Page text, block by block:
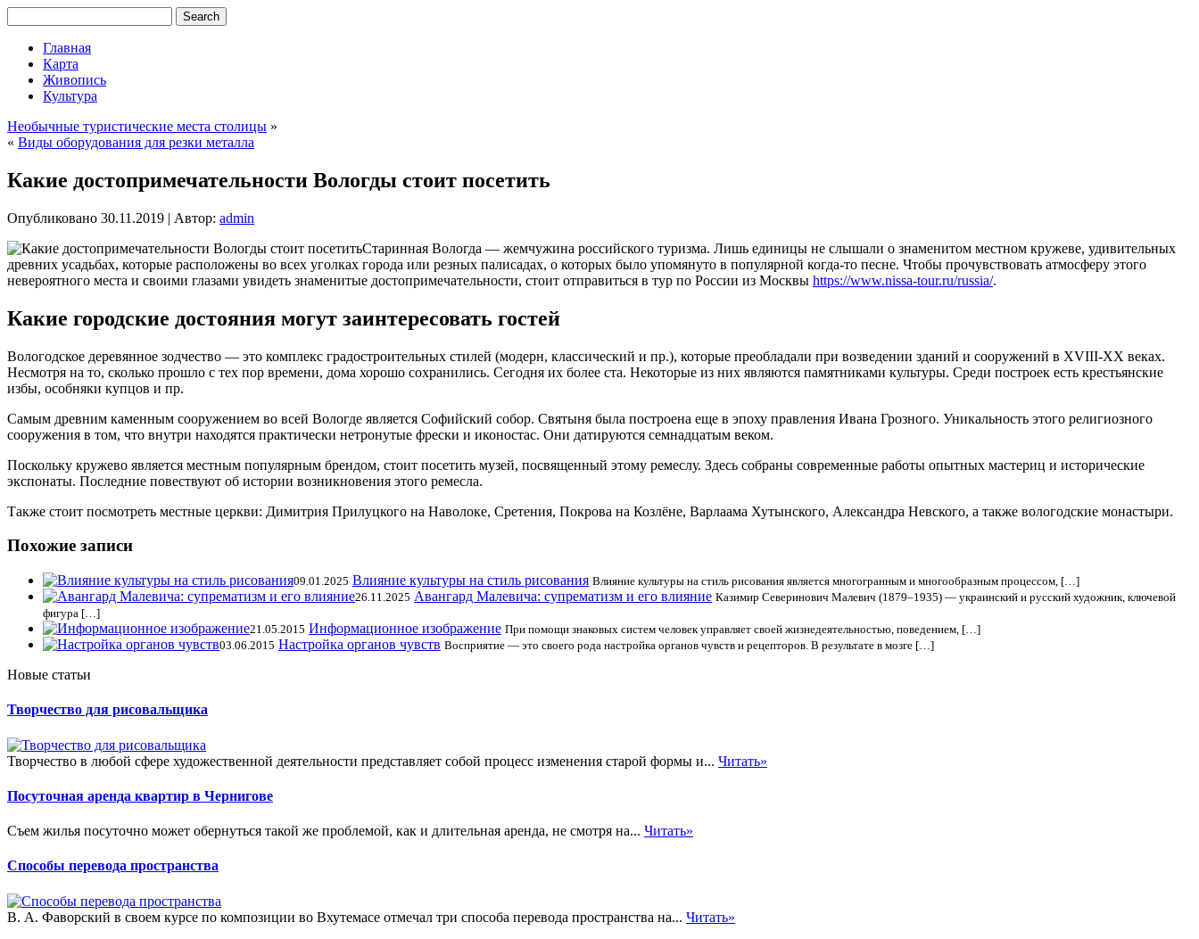
Главная
Карта
Живопись
Культура
Необычные туристические места столицы »
« Виды оборудования для резки металла
Какие достопримечательности Вологды стоит посетить
Опубликовано 30.11.2019 | Автор: admin
Старинная Вологда — жемчужина российского туризма. Лишь единицы не слышали о знаменитом местном кружеве, удивительных
древних усадьбах, которые расположены во всех уголках города или резных палисадах, о которых было упомянуто в популярной когда-то песне. Чтобы прочувствовать атмосферу этого
невероятного места и своими глазами увидеть знаменитые достопримечательности, стоит отправиться в тур по России из Москвы https://www.nissa-tour.ru/russia/.
Какие городские достояния могут заинтересовать гостей
Вологодское деревянное зодчество — это комплекс градостроительных стилей (модерн, классический и пр.), которые преобладали при возведении зданий и сооружений в XVIII-XX веках.
Несмотря на то, сколько прошло с тех пор времени, дома хорошо сохранились. Сегодня их более ста. Некоторые из них являются памятниками культуры. Среди построек есть крестьянские
избы, особняки купцов и пр.
Самым древним каменным сооружением во всей Вологде является Софийский собор. Святыня была построена еще в эпоху правления Ивана Грозного. Уникальность этого религиозного
сооружения в том, что внутри находятся практически нетронутые фрески и иконостас. Они датируются семнадцатым веком.
Поскольку кружево является местным популярным брендом, стоит посетить музей, посвященный этому ремеслу. Здесь собраны современные работы опытных мастериц и исторические
экспонаты. Последние повествуют об истории возникновения этого ремесла.
Также стоит посмотреть местные церкви: Димитрия Прилуцкого на Наволоке, Сретения, Покрова на Козлёне, Варлаама Хутынского, Александра Невского, а также вологодские монастыри.
Похожие записи
09.01.2025 Влияние культуры на стиль рисования Влияние культуры на стиль рисования является многогранным и многообразным процессом, […]
26.11.2025 Авангард Малевича: супрематизм и его влияние Казимир Северинович Малевич (1879–1935) — украинский и русский художник, ключевой
фигура […]
21.05.2015 Информационное изображение При помощи знаковых систем человек управляет своей жизнедеятельностью, поведением, […]
03.06.2015 Настройка органов чувств Восприятие — это своего рода настройка органов чувств и рецепторов. В результате в мозге […]
Новые статьи
Творчество для рисовальщика
Творчество в любой сфере художественной деятельности представляет собой процесс изменения старой формы и... Читать»
Посуточная аренда квартир в Чернигове
Съем жилья посуточно может обернуться такой же проблемой, как и длительная аренда, не смотря на... Читать»
Способы перевода пространства
В. А. Фаворский в своем курсе по композиции во Вхутемасе отмечал три способа перевода пространства на... Читать»